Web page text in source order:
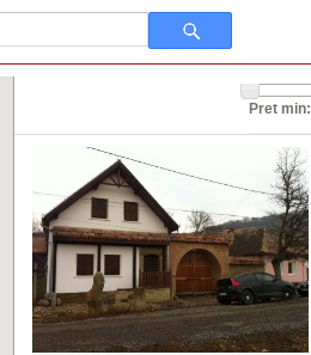
Pret min: